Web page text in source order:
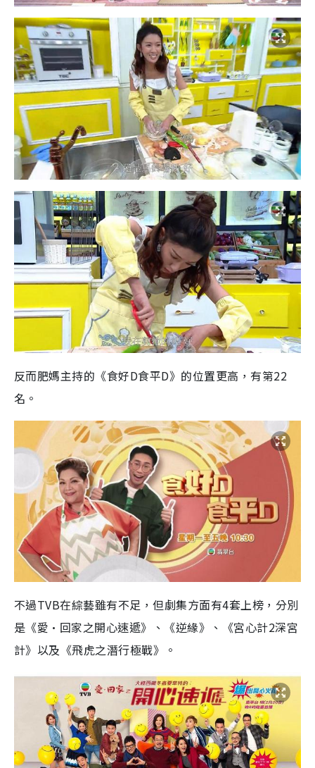
反而肥媽主持的《食好D食平D》的位置更高，有第22
名。
不過TVB在綜藝雖有不足，但劇集方面有4套上榜，分別
是《愛·回家之開心速遞》、《逆緣》、《宮心計2深宮
計》以及《飛虎之潛行極戰》。